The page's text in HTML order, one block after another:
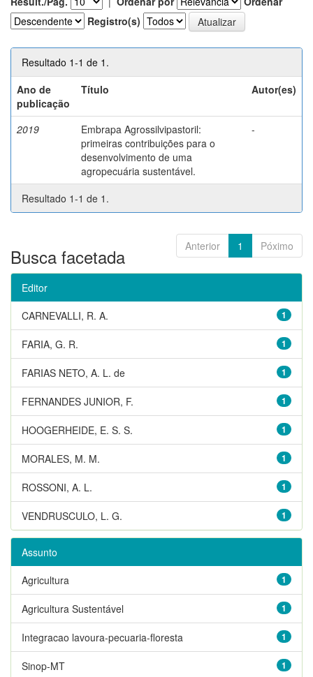
Registro(s)
Resultado 1-1 de 1.
Ano de
publicação
Título Autor(es)
2019
Embrapa Agrossilvipastoril:
primeiras contribuições para o
desenvolvimento de uma
agropecuária sustentável.
-
Resultado 1-1 de 1.
Anterior 1 Póximo
Busca facetada
Editor
1
CARNEVALLI, R. A.
1
FARIA, G. R.
1
FARIAS NETO, A. L. de
1
FERNANDES JUNIOR, F.
1
HOOGERHEIDE, E. S. S.
1
MORALES, M. M.
1
ROSSONI, A. L.
1
VENDRUSCULO, L. G.
Assunto
1
Agricultura
1
Agricultura Sustentável
1
Integracao lavoura-pecuaria-floresta
1
Sinop-MT